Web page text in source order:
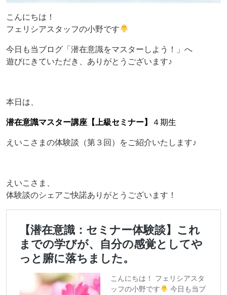
こんにちは！
フェリシアスタッフの小野です
今日も当ブログ「潜在意識をマスターしよう！」へ
遊びにきていただき、ありがとうございます♪
本日は、
潜在意識マスター講座【上級セミナー】 ４期生
えいこさまの体験談（第３回）をご紹介いたします♪
えいこさま、
体験談のシェアご快諾ありがとうございます！